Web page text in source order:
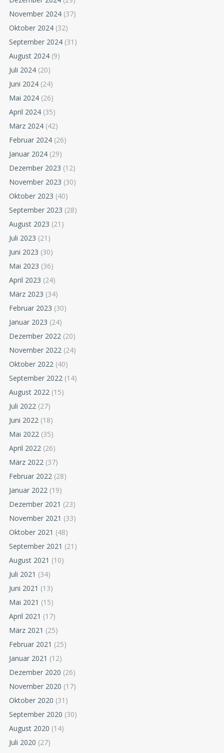
November 2024 (37)
Oktober 2024 (32)
September 2024 (31)
August 2024 (9)
Juli 2024 (20)
Juni 2024 (24)
Mai 2024 (26)
April 2024 (35)
März 2024 (42)
Februar 2024 (26)
Januar 2024 (29)
Dezember 2023 (12)
November 2023 (30)
Oktober 2023 (40)
September 2023 (28)
August 2023 (21)
Juli 2023 (21)
Juni 2023 (30)
Mai 2023 (36)
April 2023 (24)
März 2023 (34)
Februar 2023 (30)
Januar 2023 (24)
Dezember 2022 (20)
November 2022 (24)
Oktober 2022 (40)
September 2022 (14)
August 2022 (15)
Juli 2022 (27)
Juni 2022 (18)
Mai 2022 (35)
April 2022 (26)
März 2022 (37)
Februar 2022 (28)
Januar 2022 (19)
Dezember 2021 (23)
November 2021 (33)
Oktober 2021 (48)
September 2021 (21)
August 2021 (10)
Juli 2021 (34)
Juni 2021 (13)
Mai 2021 (15)
April 2021 (17)
März 2021 (25)
Februar 2021 (25)
Januar 2021 (12)
Dezember 2020 (26)
November 2020 (17)
Oktober 2020 (31)
September 2020 (30)
August 2020 (14)
Juli 2020 (27)